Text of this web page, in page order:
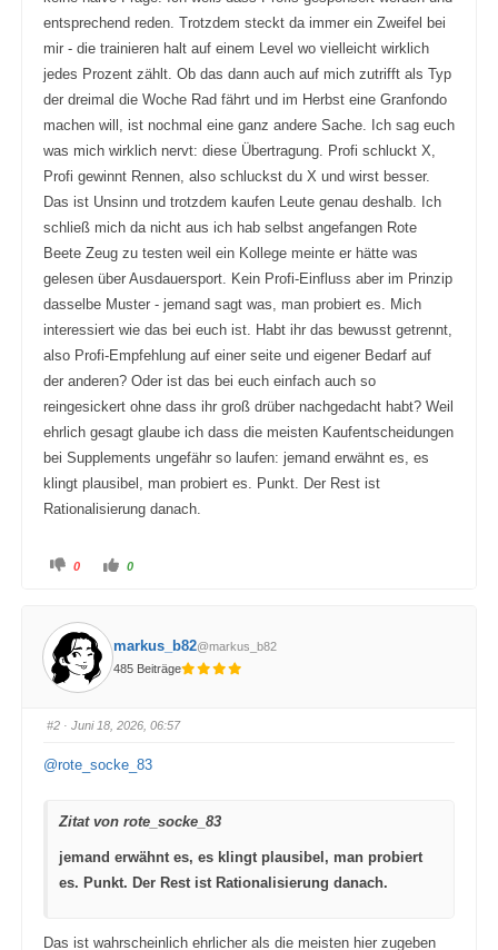
entsprechend reden. Trotzdem steckt da immer ein Zweifel bei
mir - die trainieren halt auf einem Level wo vielleicht wirklich
jedes Prozent zählt. Ob das dann auch auf mich zutrifft als Typ
der dreimal die Woche Rad fährt und im Herbst eine Granfondo
machen will, ist nochmal eine ganz andere Sache. Ich sag euch
was mich wirklich nervt: diese Übertragung. Profi schluckt X,
Profi gewinnt Rennen, also schluckst du X und wirst besser.
Das ist Unsinn und trotzdem kaufen Leute genau deshalb. Ich
schließ mich da nicht aus ich hab selbst angefangen Rote
Beete Zeug zu testen weil ein Kollege meinte er hätte was
gelesen über Ausdauersport. Kein Profi-Einfluss aber im Prinzip
dasselbe Muster - jemand sagt was, man probiert es. Mich
interessiert wie das bei euch ist. Habt ihr das bewusst getrennt,
also Profi-Empfehlung auf einer seite und eigener Bedarf auf
der anderen? Oder ist das bei euch einfach auch so
reingesickert ohne dass ihr groß drüber nachgedacht habt? Weil
ehrlich gesagt glaube ich dass die meisten Kaufentscheidungen
bei Supplements ungefähr so laufen: jemand erwähnt es, es
klingt plausibel, man probiert es. Punkt. Der Rest ist
Rationalisierung danach.
A
c
k
e
n
f
ü
r
u
e
n
h
t
n
0
A
e
f
a
u
n
h
e
.
0
markus_b82@markus_b82
485 Beiträge
#2· Juni 18, 2026, 06:57
@rote_socke_83
Zitat von rote_socke_83
jemand erwähnt es, es klingt plausibel, man probiert
es. Punkt. Der Rest ist Rationalisierung danach.
Das ist wahrscheinlich ehrlicher als die meisten hier zugeben